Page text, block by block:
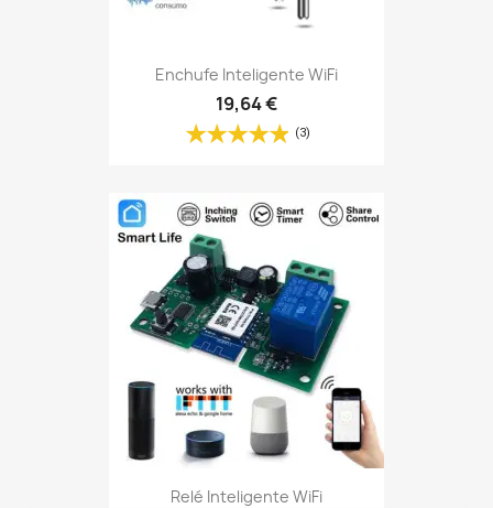
Enchufe Inteligente WiFi
19,64 €
(3)
Relé Inteligente WiFi